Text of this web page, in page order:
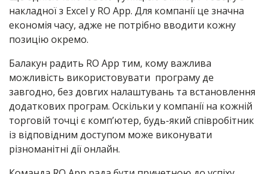
накладної з Excel у RO App. Для компанії це значна
економія часу, адже не потрібно вводити кожну
позицію окремо.
Балакун радить RO App тим, кому важлива
можливість використовувати програму де
завгодно, без довгих налаштувань та встановлення
додаткових програм. Оскільки у компанії на кожній
торговій точці є комп’ютер, будь-який співробітник
із відповідним доступом може виконувати
різноманітні дії онлайн.